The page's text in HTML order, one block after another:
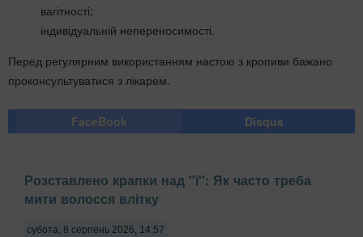
вагітності;
індивідуальній непереносимості.
Перед регулярним використанням настою з кропиви бажано
проконсультуватися з лікарем.
FaceBook Disqus
Розставлено крапки над "і": Як часто треба
мити волосся влітку
субота, 8 серпень 2026, 14:57